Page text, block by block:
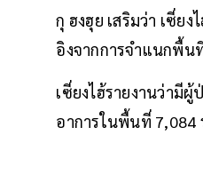
กุ ฮงฮุย เสริมว่า เซี่
อิงจากการจำแนกพื้น
เซี่ยงไฮ้รายงานว่ามี
อาการในพื้นที่ 7,084